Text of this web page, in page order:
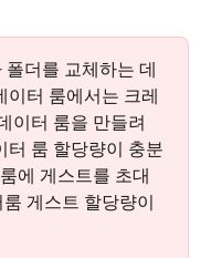
더를 교체하는 데
이터 룸에서는 크레
이터 룸을 만들려
터 룸 할당량이 충분
에 게스트를 초대
게스트 할당량이